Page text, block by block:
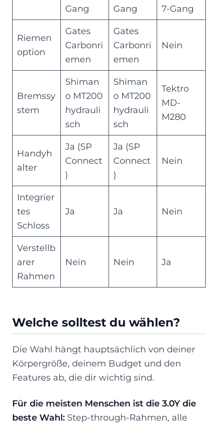
Gang
Gang
7-Gang
Riemen
option
Gates
Carbonri
emen
Gates
Carbonri
emen
Nein
Bremssy
stem
Shiman
o MT200
hydrauli
sch
Shiman
o MT200
hydrauli
sch
Tektro
MD-
M280
Handyh
alter
Ja (SP
Connect
)
Ja (SP
Connect
)
Nein
Integrier
tes
Schloss
Ja Ja Nein
Verstellb
arer
Rahmen
Nein Nein Ja
Welche solltest du wählen?
Die Wahl hängt hauptsächlich von deiner
Körpergröße, deinem Budget und den
Features ab, die dir wichtig sind.
Für die meisten Menschen ist die 3.0Y die
beste Wahl: Step-through-Rahmen, alle